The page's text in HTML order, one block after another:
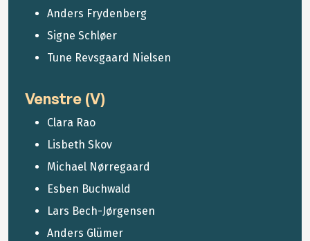
Anders Frydenberg
Signe Schløer
Tune Revsgaard Nielsen
Venstre (V)
Clara Rao
Lisbeth Skov
Michael Nørregaard
Esben Buchwald
Lars Bech-Jørgensen
Anders Glümer